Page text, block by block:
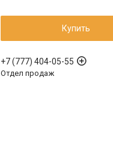
Купить
+7 (777) 404-05-55
Отдел продаж